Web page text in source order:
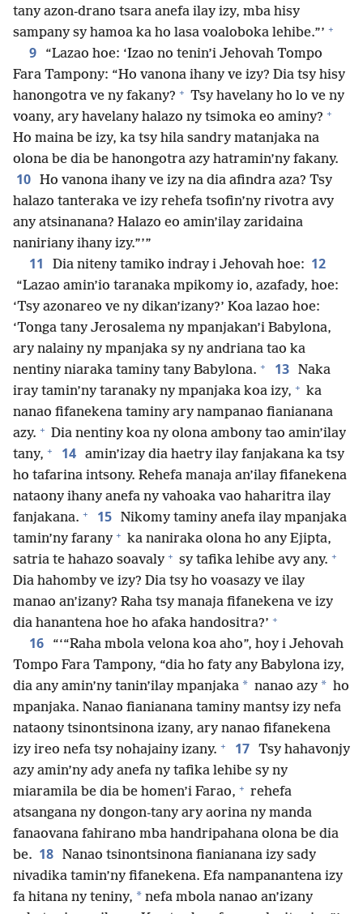
tany azon-drano tsara anefa ilay izy, mba hisy
sampany sy hamoa ka ho lasa voaloboka lehibe.”’ +
9
“Lazao hoe: ‘Izao no tenin’i Jehovah Tompo
Fara Tampony: “Ho vanona ihany ve izy? Dia tsy hisy
hanongotra ve ny fakany? + Tsy havelany ho lo ve ny
voany, ary havelany halazo ny tsimoka eo aminy? +
Ho maina be izy, ka tsy hila sandry matanjaka na
olona be dia be hanongotra azy hatramin’ny fakany.
10 Ho vanona ihany ve izy na dia afindra aza? Tsy
halazo tanteraka ve izy rehefa tsofin’ny rivotra avy
any atsinanana? Halazo eo amin’ilay zaridaina
naniriany ihany izy.”’”
11 Dia niteny tamiko indray i Jehovah hoe: 12
“Lazao amin’io taranaka mpikomy io, azafady, hoe:
‘Tsy azonareo ve ny dikan’izany?’ Koa lazao hoe:
‘Tonga tany Jerosalema ny mpanjakan’i Babylona,
ary nalainy ny mpanjaka sy ny andriana tao ka
nentiny niaraka taminy tany Babylona. + 13 Naka
iray tamin’ny taranaky ny mpanjaka koa izy, + ka
nanao fifanekena taminy ary nampanao fianianana
azy. + Dia nentiny koa ny olona ambony tao amin’ilay
tany, + 14 amin’izay dia haetry ilay fanjakana ka tsy
ho tafarina intsony. Rehefa manaja an’ilay fifanekena
nataony ihany anefa ny vahoaka vao haharitra ilay
fanjakana. + 15 Nikomy taminy anefa ilay mpanjaka
tamin’ny farany + ka naniraka olona ho any Ejipta,
satria te hahazo soavaly + sy tafika lehibe avy any. +
Dia hahomby ve izy? Dia tsy ho voasazy ve ilay
manao an’izany? Raha tsy manaja fifanekena ve izy
dia hanantena hoe ho afaka handositra?’ +
16
“‘“Raha mbola velona koa aho”, hoy i Jehovah
Tompo Fara Tampony, “dia ho faty any Babylona izy,
dia any amin’ny tanin’ilay mpanjaka * nanao azy * ho
mpanjaka. Nanao fianianana taminy mantsy izy nefa
nataony tsinontsinona izany, ary nanao fifanekena
izy ireo nefa tsy nohajainy izany. + 17 Tsy hahavonjy
azy amin’ny ady anefa ny tafika lehibe sy ny
miaramila be dia be homen’i Farao, + rehefa
atsangana ny dongon-tany ary aorina ny manda
fanaovana fahirano mba handripahana olona be dia
be. 18 Nanao tsinontsinona fianianana izy sady
nivadika tamin’ny fifanekena. Efa nampanantena izy
fa hitana ny teniny, * nefa mbola nanao an’izany